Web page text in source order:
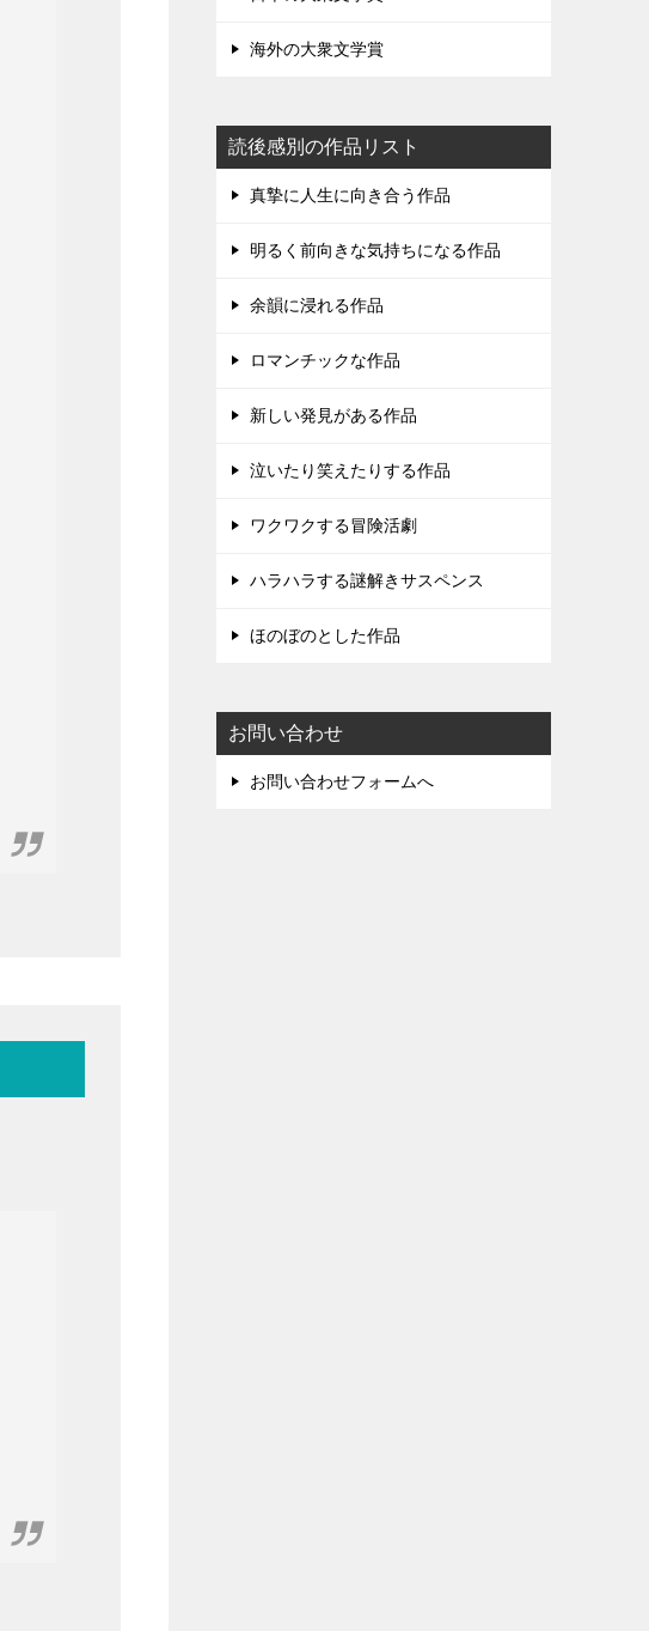
海外の大衆文学賞
読後感別の作品リスト
真摯に人生に向き合う作品
明るく前向きな気持ちになる作品
余韻に浸れる作品
ロマンチックな作品
新しい発見がある作品
泣いたり笑えたりする作品
ワクワクする冒険活劇
ハラハラする謎解きサスペンス
ほのぼのとした作品
お問い合わせ
お問い合わせフォームへ